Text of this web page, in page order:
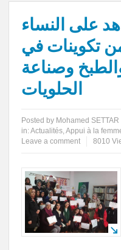
على النساء
تكوينات في
وصناعة
الحلويات
Posted by Mohamed SETTAR
in:Actualités,Appui à la
Leave a comment
8010